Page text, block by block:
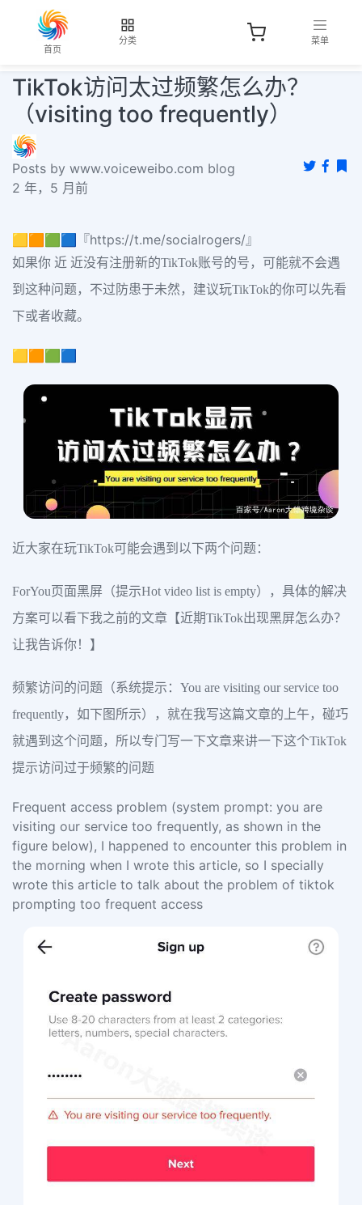
首页
分类 菜单
TikTok访问太过频繁怎么办？
（visiting too frequently）
Posts by www.voiceweibo.com blog
2 年，5 月前
🟨🟧🟩🟦『https://t.me/socialrogers/』
如果你 近 近没有注册新的TikTok账号的号，可能就不会遇
到这种问题，不过防患于未然，建议玩TikTok的你可以先看
下或者收藏。
🟨🟧🟩🟦
近大家在玩TikTok可能会遇到以下两个问题：
ForYou页面黑屏（提示Hot video list is empty），具体的解决
方案可以看下我之前的文章【近期TikTok出现黑屏怎么办？
让我告诉你！】
频繁访问的问题（系统提示：You are visiting our service too
frequently，如下图所示），就在我写这篇文章的上午，碰巧
就遇到这个问题，所以专门写一下文章来讲一下这个TikTok
提示访问过于频繁的问题
Frequent access problem (system prompt: you are
visiting our service too frequently, as shown in the
figure below), I happened to encounter this problem in
the morning when I wrote this article, so I specially
wrote this article to talk about the problem of tiktok
prompting too frequent access